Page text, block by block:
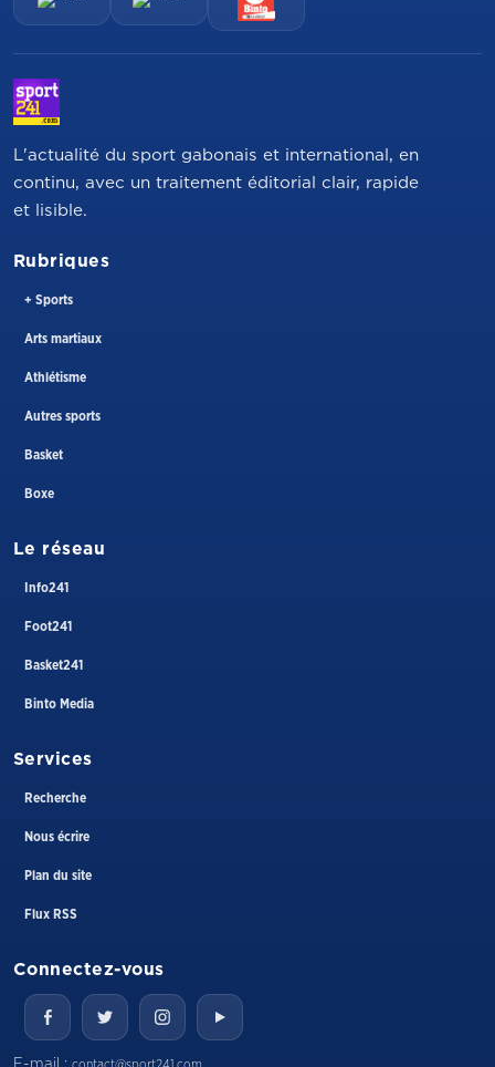
L'actualité du sport gabonais et international, en
continu, avec un traitement éditorial clair, rapide
et lisible.
Rubriques
+ Sports
Arts martiaux
Athlétisme
Autres sports
Basket
Boxe
Le réseau
Info241
Foot241
Basket241
Binto Media
Services
Recherche
Nous écrire
Plan du site
Flux RSS
Connectez-vous
contact@sport241.com